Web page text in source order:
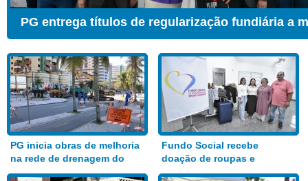
CER ganha Sala de Estimulação Sensorial
PG inicia obras de melhoria
na rede de drenagem do
Bairro Aviação
Fundo Social recebe
doação de roupas e
alimentos